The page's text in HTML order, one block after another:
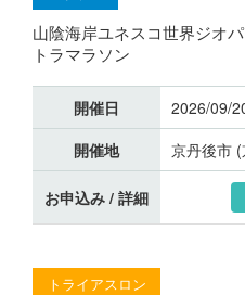
山陰海岸ユネスコ世界ジオ
トラマラソン
開催日
2026/09/
開催地
京丹後市
お申込み / 詳細
トライアスロン